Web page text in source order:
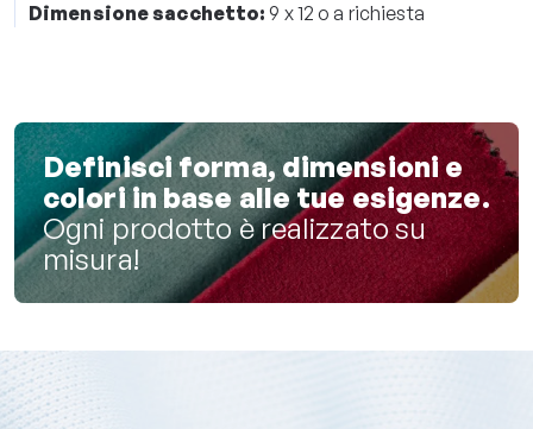
Dimensione sacchetto: 9 x 12 o a richiesta
Definisci forma, dimensioni e
colori in base alle tue esigenze.
Ogni prodotto è realizzato su
misura!